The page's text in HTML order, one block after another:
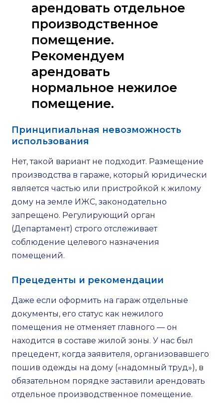
арендовать отдельное
производственное
помещение.
Рекомендуем
арендовать
нормальное нежилое
помещение.
Принципиальная невозможность
использования
Нет, такой вариант не подходит. Размещение
производства в гараже, который юридически
является частью или пристройкой к жилому
дому на земле ИЖС, законодательно
запрещено. Регулирующий орган
(Департамент) строго отслеживает
соблюдение целевого назначения
помещений.
Прецеденты и рекомендации
Даже если оформить на гараж отдельные
документы, его статус как нежилого
помещения не отменяет главного — он
находится в составе жилой зоны. У нас был
прецедент, когда заявителя, организовавшего
пошив одежды на дому («надомный труд»), в
обязательном порядке заставили арендовать
отдельное производственное помещение.